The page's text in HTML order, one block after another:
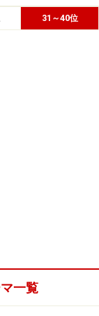
31～40位
一覧